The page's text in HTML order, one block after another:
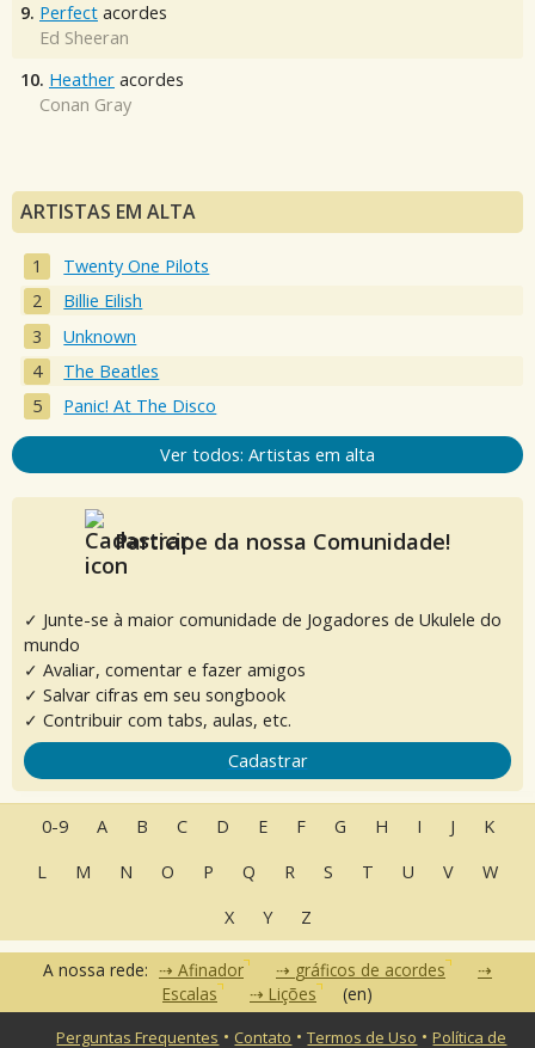
9. Perfect acordes
Ed Sheeran
10. Heather acordes
Conan Gray
ARTISTAS EM ALTA
Twenty One Pilots
Billie Eilish
Unknown
The Beatles
Panic! At The Disco
Ver todos: Artistas em alta
Participe da nossa Comunidade!
✓ Junte-se à maior comunidade de Jogadores de Ukulele do
mundo
✓ Avaliar, comentar e fazer amigos
✓ Salvar cifras em seu songbook
✓ Contribuir com tabs, aulas, etc.
Cadastrar
0-9 A B C D E F G H I J
K
L
M N O P Q R S T U V
W
X
Y Z
A nossa rede: Afinador
gráficos de acordes
Escalas
Lições (en)
Perguntas Frequentes • Contato •Termos de Uso •Política de